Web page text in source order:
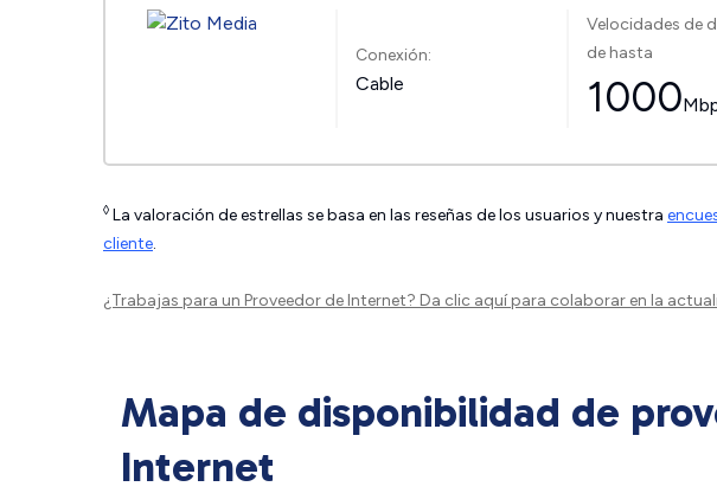
Conexión:
Cable
Velocidades de
de hasta
1000
◊ La valoración de estrellas se basa en las reseñas de los usuarios y nuestra
cliente.
¿Trabajas para un Proveedor de Internet? Da clic aquípara colaborar en la
Mapa de disponibilidad de
Internet